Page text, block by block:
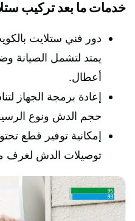
خدمات ما بعد تركيب
دور فني ستلايت
يمتد لتشمل الصيانة
أعطال.
إعادة برمجة الجهاز
حجم الدش ونوع
إمكانية توفير قطع
توصيلات الدش لغرف